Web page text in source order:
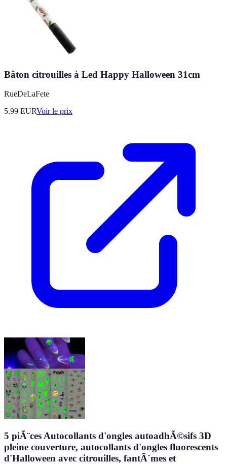
Bâton citrouilles à Led Happy Halloween 31cm
RueDeLaFete
5.99 EURVoir le prix
5 piÃ¨ces Autocollants d'ongles autoadhÃ©sifs 3D
pleine couverture, autocollants d'ongles fluorescents
d'Halloween avec citrouilles, fantÃ´mes et